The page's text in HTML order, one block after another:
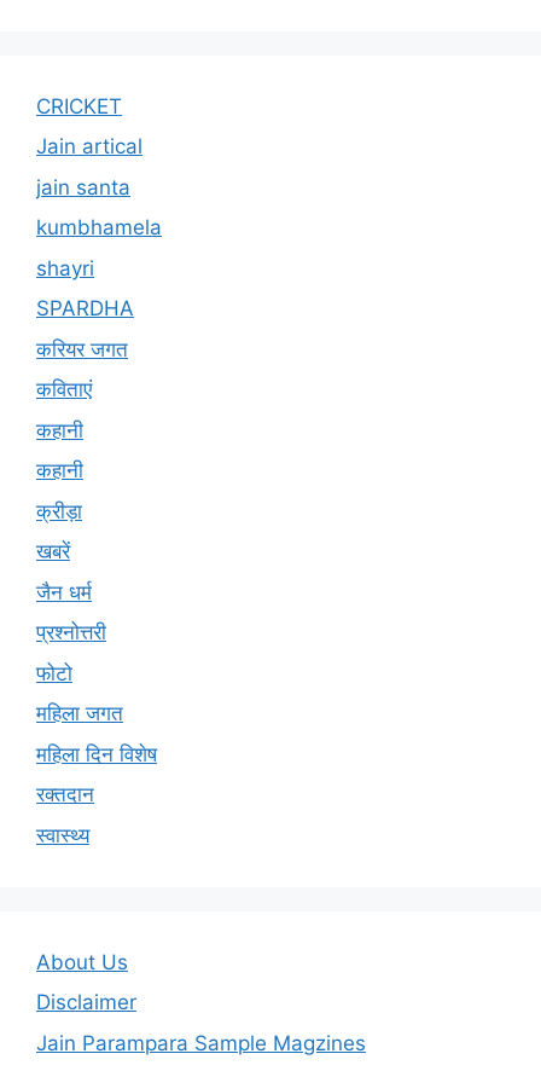
CRICKET
Jain artical
jain santa
kumbhamela
shayri
SPARDHA
करियर जगत
कविताएं
कहानी
कहानी
क्रीड़ा
खबरें
जैन धर्म
प्रश्नोत्तरी
फोटो
महिला जगत
महिला दिन विशेष
रक्तदान
स्वास्थ्य
About Us
Disclaimer
Jain Parampara Sample Magzines